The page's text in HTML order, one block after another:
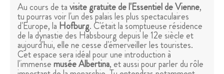
Au cours de tavisite gratuite de l'Essentiel de Vienne,
tu pourras voir l'un des palais les plus spectaculaires
d'Europe, la Hofburg. C'était la somptueuse résidence
de la dynastie des Habsbourg depuis le 12e siècle et
aujourd'hui, elle ne cesse d'émerveiller les touristes.
Cet espace sera idéal pour une introduction à
l'immensemusée Albertina, et aussi pour parler du rôle